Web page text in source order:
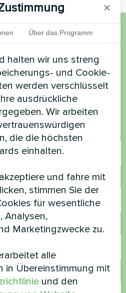
oder
und wir werden Ihnen
×
Über das Programm
halten wir uns streng
und Cookie-
werden verschlüsselt
ausdrückliche
Wir arbeiten
die die höchsten
einhalten.
und fahre mit
stimmen Sie der
für wesentliche
Analysen,
Marketingzwecke zu.
alle
in Übereinstimmung mit
und den